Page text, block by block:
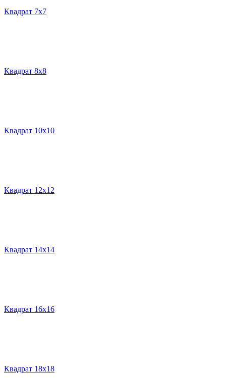
Квадрат 7х7
Квадрат 8х8
Квадрат 10х10
Квадрат 12х12
Квадрат 14х14
Квадрат 16х16
Квадрат 18х18